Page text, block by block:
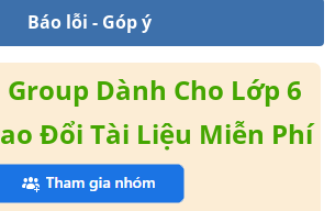
Báo lỗi - Góp ý
Dành Cho Lớp 6
Đổi Tài Liệu Miễn Phí